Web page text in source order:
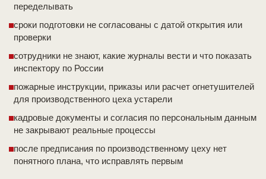
переделывать
сроки подготовки не согласованы с датой открытия или
проверки
сотрудники не знают, какие журналы вести и что показать
инспектору по России
пожарные инструкции, приказы или расчет огнетушителей
для производственного цеха устарели
кадровые документы и согласия по персональным данным
не закрывают реальные процессы
после предписания по производственному цеху нет
понятного плана, что исправлять первым